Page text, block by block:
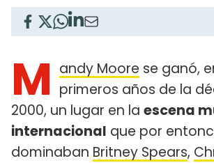
M andy Moore se ganó,
primeros años de la
2000, un lugar en la escena
internacional que por
dominaban Britney Spears,